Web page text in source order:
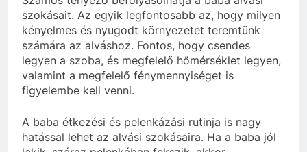
szokásait. Az egyik legfontosabb az, hogy milyen
kényelmes és nyugodt környezetet teremtünk
számára az alváshoz. Fontos, hogy csendes
legyen a szoba, és megfelelő hőmérséklet legyen,
valamint a megfelelő fénymennyiséget is
figyelembe kell venni.
A baba étkezési és pelenkázási rutinja is nagy
hatással lehet az alvási szokásaira. Ha a baba jól